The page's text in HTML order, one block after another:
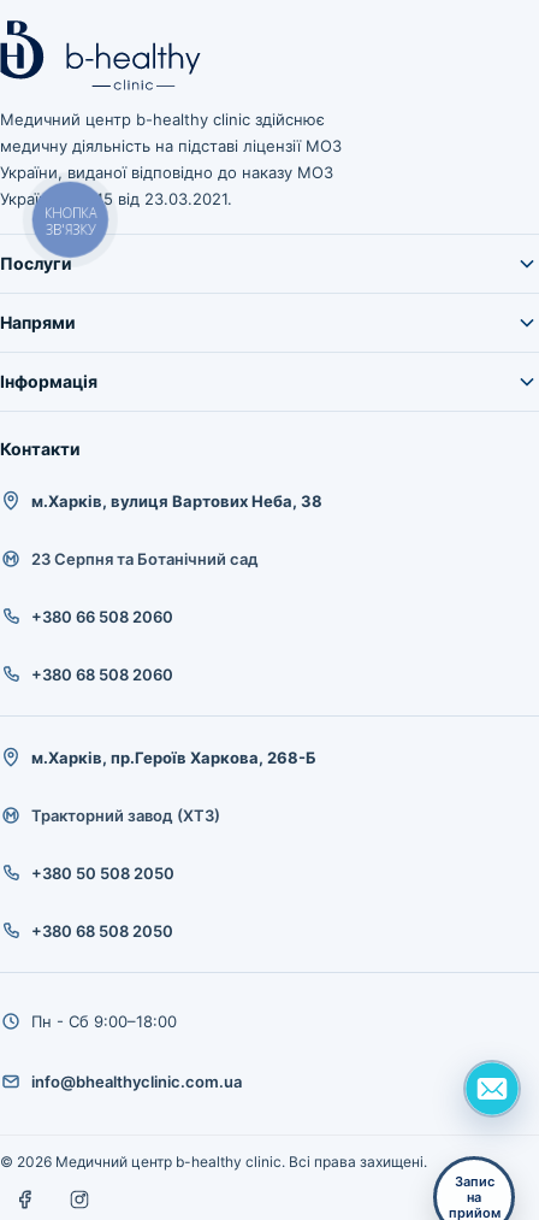
Медичний центр b-healthy clinic здійснює
медичну діяльність на підставі ліцензії МОЗ
України, виданої відповідно до наказу МОЗ
України № 545 від 23.03.2021.
Послуги
Напрями
Інформація
Контакти
м.Харків, вулиця Вартових Неба, 38
23 Серпня та Ботанічний сад
+380 66 508 2060
+380 68 508 2060
м.Харків, пр.Героїв Харкова, 268-Б
Тракторний завод (ХТЗ)
+380 50 508 2050
+380 68 508 2050
Пн - Сб 9:00–18:00
info@bhealthyclinic.com.ua
© 2026 Медичний центр b-healthy clinic. Всі права захищені.
Запис
на
прийом
КНОПКА
ЗВ'ЯЗКУ